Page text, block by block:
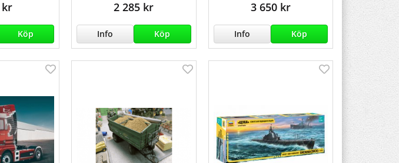
kr
Köp
2 285 kr
Info Köp
3 650 kr
Info Köp